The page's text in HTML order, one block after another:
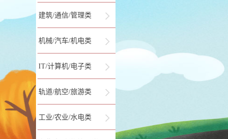
建筑/通信/管理类
机械/汽车/机电类
IT/计算机/电子类
轨道/航空/旅游类
工业/农业/水电类